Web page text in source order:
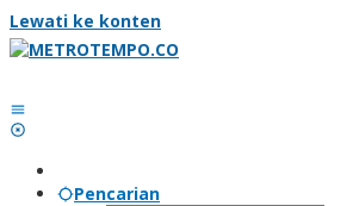
Lewati ke konten
Pencarian